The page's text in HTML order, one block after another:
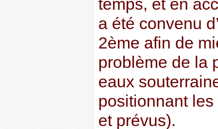
temps, et en
a été convenu
2ème afin de
problème de la
eaux
positionnant
et prévus).